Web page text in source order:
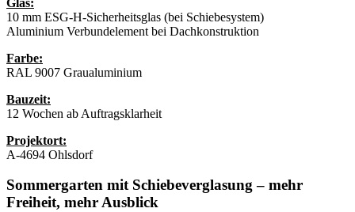
10 mm ESG-H-Sicherheitsglas (bei Schiebesystem)
Aluminium Verbundelement bei Dachkonstruktion
Farbe:
RAL 9007 Graualuminium
Bauzeit:
12 Wochen ab Auftragsklarheit
Projektort:
A-4694 Ohlsdorf
Sommergarten mit Schiebeverglasung – mehr
Freiheit, mehr Ausblick